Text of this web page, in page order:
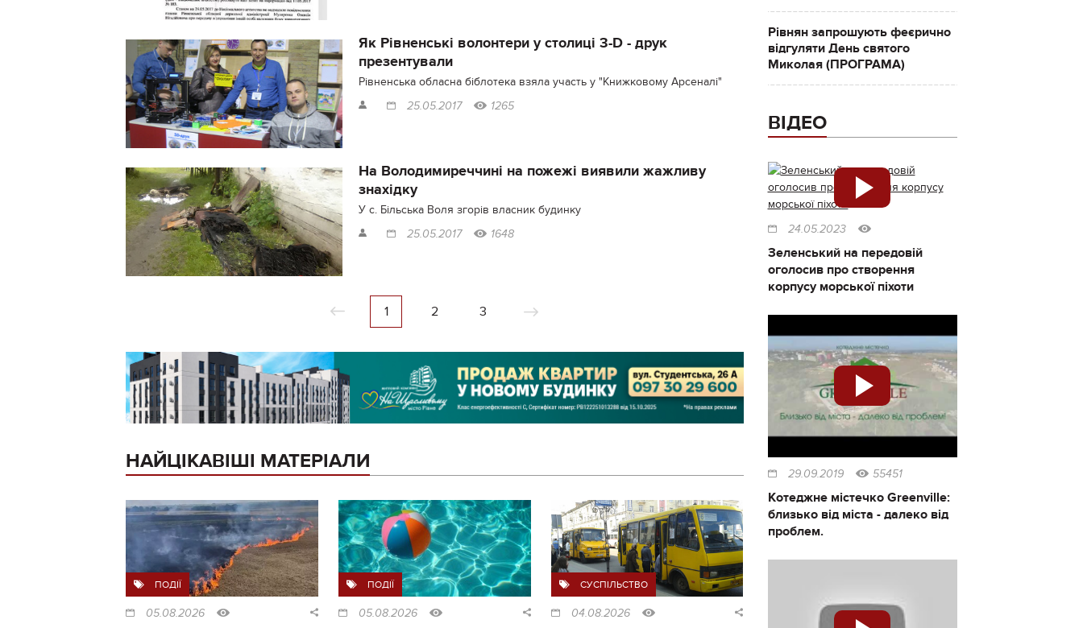
Як Рівненські волонтери у столиці 3-D - друк
презентували
Рівненська обласна біблотека взяла участь у "Книжковому Арсеналі"
25.05.2017 1265
На Володимиреччині на пожежі виявили жажливу
знахідку
У с. Більська Воля згорів власник будинку
25.05.2017 1648
1 2 3
НАЙЦІКАВІШІ МАТЕРІАЛИ
ПОДІЇ
05.08.2026
ПОДІЇ
05.08.2026
СУСПІЛЬСТВО
04.08.2026
Рівнян запрошують феєрично
відгуляти День святого
Миколая (ПРОГРАМА)
ВІДЕО
24.05.2023
Зеленський на передовій
оголосив про створення
корпусу морської піхоти
29.09.2019 55451
Котеджне містечко Greenville:
близько від міста - далеко від
проблем.